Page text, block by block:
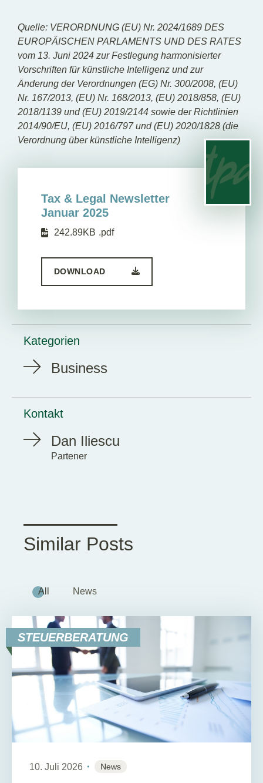
Quelle: VERORDNUNG (EU) Nr. 2024/1689 DES
EUROPÄISCHEN PARLAMENTS UND DES RATES
vom 13. Juni 2024 zur Festlegung harmonisierter
Vorschriften für künstliche Intelligenz und zur
Änderung der Verordnungen (EG) Nr. 300/2008, (EU)
Nr. 167/2013, (EU) Nr. 168/2013, (EU) 2018/858, (EU)
2018/1139 und (EU) 2019/2144 sowie der Richtlinien
2014/90/EU, (EU) 2016/797 und (EU) 2020/1828 (die
Verordnung über künstliche Intelligenz)
Tax & Legal Newsletter
Januar 2025
242.89KB .pdf
DOWNLOAD
Kategorien
Business
Kontakt
Dan Iliescu
Partener
Similar Posts
All News
STEUERBERATUNG
10. Juli 2026 News